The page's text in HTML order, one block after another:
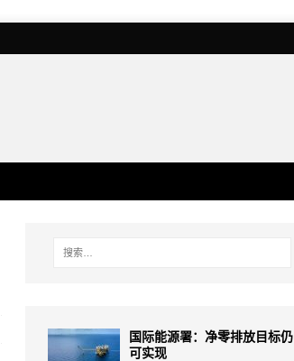
国际能源署：净零排放目标仍
可实现